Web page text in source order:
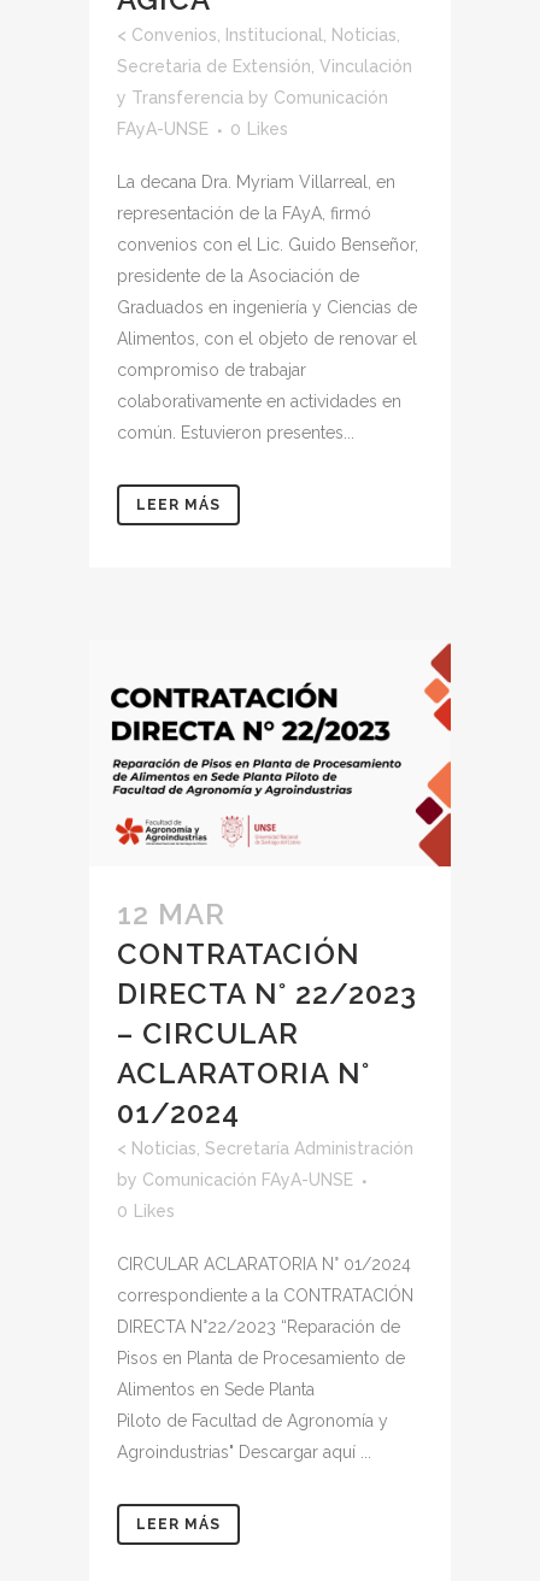
< Convenios, Institucional, Noticias,
Secretaria de Extensión, Vinculación
y Transferencia by Comunicación
FAyA-UNSE
0 Likes
La decana Dra. Myriam Villarreal, en
representación de la FAyA, firmó
convenios con el Lic. Guido Benseñor,
presidente de la Asociación de
Graduados en ingeniería y Ciencias de
Alimentos, con el objeto de renovar el
compromiso de trabajar
colaborativamente en actividades en
común. Estuvieron presentes...
LEER MÁS
12 MAR
CONTRATACIÓN
DIRECTA N° 22/2023
– CIRCULAR
ACLARATORIA N°
01/2024
< Noticias Secretaría Administración
by Comunicación FAyA-UNSE
0
Likes
CIRCULAR ACLARATORIA N° 01/2024
correspondiente a la CONTRATACIÓN
DIRECTA N°22/2023 “Reparación de
Pisos en Planta de Procesamiento de
Alimentos en Sede Planta
Piloto de Facultad de Agronomía y
Agroindustrias" Descargar aquí ...
LEER MÁS